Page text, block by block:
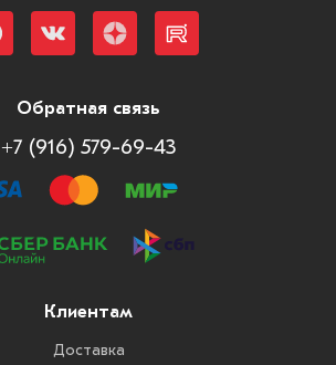
Обратная связь
+7 (916) 579-69-43
Клиентам
Доставка